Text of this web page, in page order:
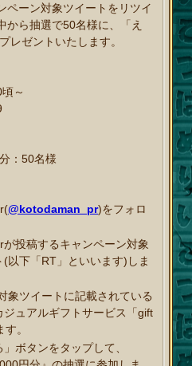
ペーン対象ツイートをリツイ
から抽選で50名様に、「え
レゼントいたします。
～
：50名様
@kotodaman_pr)をフォロ
投稿するキャンペーン対象
以下「RT」といいます)しま
象ツイートに記載されている
ジュアルギフトサービス「gift
。
ボタンをタップして、